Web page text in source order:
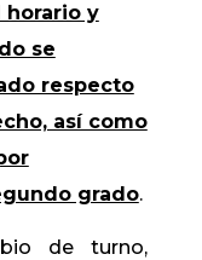
horario y
se
respecto
así como
grado.
de turno,